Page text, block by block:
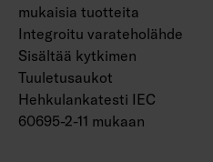
mukaisia tuotteita
Integroitu varateholähde
Sisältää kytkimen
Tuuletusaukot
Hehkulankatesti IEC
60695-2-11 mukaan